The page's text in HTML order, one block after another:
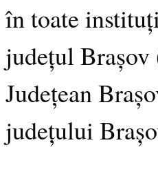
în toate
județul
Județean
județului